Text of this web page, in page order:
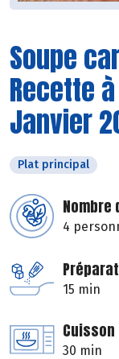
Soupe
Recette
Janvier
Plat principal
Nombre
4
15 min
Cuisson
30 min